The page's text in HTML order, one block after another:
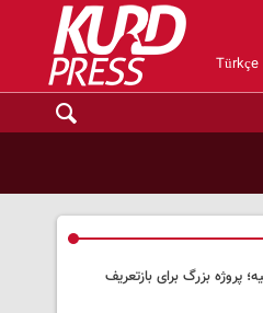
Türkçe
پروژه بزرگ‌ برای بازتعریف